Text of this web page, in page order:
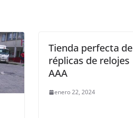
Tienda perfecta de
réplicas de relojes
AAA
enero 22, 2024